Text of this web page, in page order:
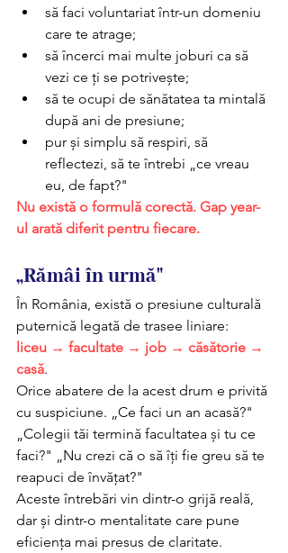
să faci voluntariat într-un domeniu
care te atrage;
să încerci mai multe joburi ca să
vezi ce ți se potrivește;
să te ocupi de sănătatea ta mintală
după ani de presiune;
pur și simplu să respiri, să
reflectezi, să te întrebi „ce vreau
eu, de fapt?"
Nu există o formulă corectă. Gap year-
ul arată diferit pentru fiecare.
„Rămâi în urmă"
În România, există o presiune culturală
puternică legată de trasee liniare:
liceu → facultate → job → căsătorie →
casă.
Orice abatere de la acest drum e privită
cu suspiciune. „Ce faci un an acasă?"
„Colegii tăi termină facultatea și tu ce
faci?" „Nu crezi că o să îți fie greu să te
reapuci de învățat?"
Aceste întrebări vin dintr-o grijă reală,
dar și dintr-o mentalitate care pune
eficiența mai presus de claritate.